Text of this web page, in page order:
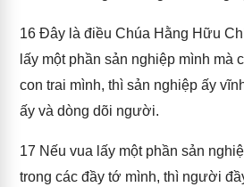
16 Đây là điều Chúa Hằng Hữu
lấy một phần sản nghiệp mình mà
con trai mình, thì sản nghiệp ấy
ấy và dòng dõi người.
17 Nếu vua lấy một phần sản
trong các đầy tớ mình, thì người